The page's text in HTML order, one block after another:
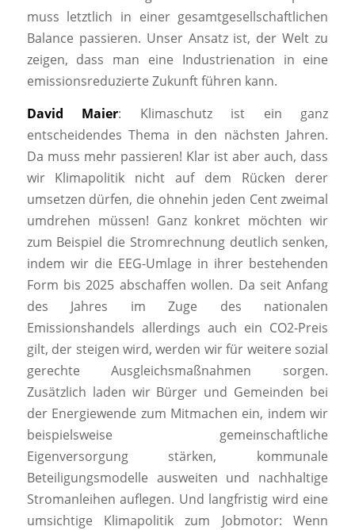
muss letztlich in einer gesamtgesellschaftlichen
Balance passieren. Unser Ansatz ist, der Welt zu
zeigen, dass man eine Industrienation in eine
emissionsreduzierte Zukunft führen kann.
David Maier: Klimaschutz ist ein ganz
entscheidendes Thema in den nächsten Jahren.
Da muss mehr passieren! Klar ist aber auch, dass
wir Klimapolitik nicht auf dem Rücken derer
umsetzen dürfen, die ohnehin jeden Cent zweimal
umdrehen müssen! Ganz konkret möchten wir
zum Beispiel die Stromrechnung deutlich senken,
indem wir die EEG-Umlage in ihrer bestehenden
Form bis 2025 abschaffen wollen. Da seit Anfang
des Jahres im Zuge des nationalen
Emissionshandels allerdings auch ein CO2-Preis
gilt, der steigen wird, werden wir für weitere sozial
gerechte Ausgleichsmaßnahmen sorgen.
Zusätzlich laden wir Bürger und Gemeinden bei
der Energiewende zum Mitmachen ein, indem wir
beispielsweise gemeinschaftliche
Eigenversorgung stärken, kommunale
Beteiligungsmodelle ausweiten und nachhaltige
Stromanleihen auflegen. Und langfristig wird eine
umsichtige Klimapolitik zum Jobmotor: Wenn